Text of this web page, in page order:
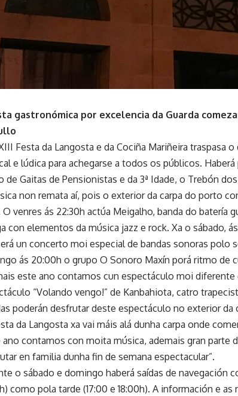
gastronómica por excelencia da Guarda
Festa da Langosta e da Cociña Mariñeira traspasa
e lúdica para achegarse a todos os públicos.
de Gaitas de Pensionistas e da 3ª Idade, o Trebón
non remata aí, pois o exterior da carpa do porto
O venres ás 22:30h actúa Meigalho, banda do batería
con elementos da música jazz e rock. Xa o sábado,
un concerto moi especial de bandas sonoras polo
ás 20:00h o grupo O Sonoro Maxín porá ritmo de
este ano contamos cun espectáculo moi
“Volando vengo!” de Kanbahiota, catro
poderán desfrutar deste espectáculo no exterior da
da Langosta xa vai máis alá dunha carpa onde
ano contamos con moita música, ademais gran parte
en familia dunha fin de semana espectacular”.
o sábado e domingo haberá saídas de navegación
como pola tarde (17:00 e 18:00h). A información e